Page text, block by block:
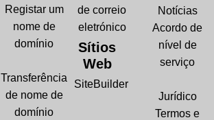
Registar um
nome de
domínio
Transferência
de nome de
domínio
de correio
eletrónico
Sítios
Web
SiteBuilder
Notícias
Acordo de
nível de
serviço
Jurídico
Termos e